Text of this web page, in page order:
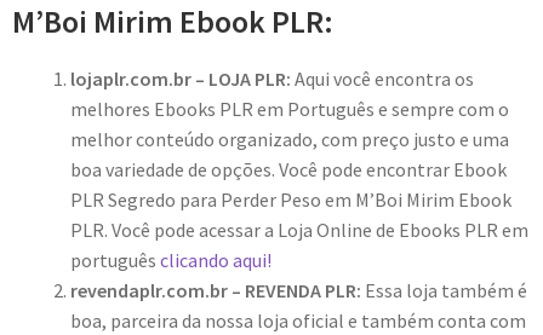
M’Boi Mirim Ebook PLR:
lojaplr.com.br – LOJA PLR: Aqui você encontra os
melhores Ebooks PLR em Português e sempre com o
melhor conteúdo organizado, com preço justo e uma
boa variedade de opções. Você pode encontrar Ebook
PLR Segredo para Perder Peso em M’Boi Mirim Ebook
PLR. Você pode acessar a Loja Online de Ebooks PLR em
português clicando aqui!
revendaplr.com.br – REVENDA PLR: Essa loja também é
boa, parceira da nossa loja oficial e também conta com